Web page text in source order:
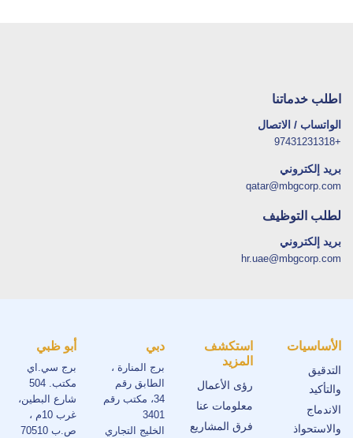
اطلب خدماتنا
الواتساب / الاتصال
+97431231318
بريد إلكتروني
qatar@mbgcorp.com
لطلب التوظيف
بريد إلكتروني
hr.uae@mbgcorp.com
الأساسيات
التدقيق
والتأكيد
الاندماج
والاستحواذ
استكشف
المزيد
رؤى الأعمال
معلومات عنا
فرق المشاريع
دبي
برج المنارة ،
الطابق رقم
34، مكتب رقم
3401
الخليج التجاري
أبو ظبي
برج سي.اي
مكتب. 504
شارع البطين،
غرب 10م ،
ص.ب 70510